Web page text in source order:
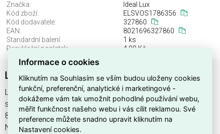
Značka:
Ideal Lux
Kód zboží:
ELSVOS1786356
Kód dodavatele:
327860
EAN:
8021696327860
Standardní balení:
1 ks
Recyklační poplatek:
4,00 Kč
LINGOTTO PL4 NERO
LINGOTTO PL4 NERO najdete v kategoriích Svítidla, Svítidla,
světelné zdroje a LED osvětlení, výrobce Ideal Lux, EAN
8021696327860, kód dodavatele 327860. LINGOTTO PL4
NERO nabízíme od 1 ks. Kód EMAS LINGOTTO PL4 NERO je
Informace o cookies
Kliknutím na Souhlasím se vším budou uloženy cookies
funkční, preferenční, analytické i marketingové -
dokážeme vám tak umožnit pohodlné používání webu,
měřit funkčnost našeho webu i vás cílit reklamou. Své
preference můžete snadno upravit kliknutím na
Nastavení cookies.